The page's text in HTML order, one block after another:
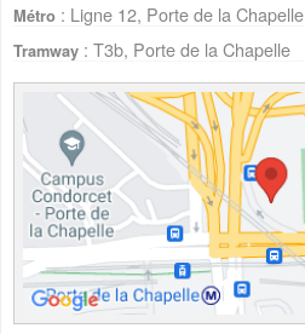
Métro : Ligne 12, Porte de la Chapelle
Tramway : T3b, Porte de la Chapelle